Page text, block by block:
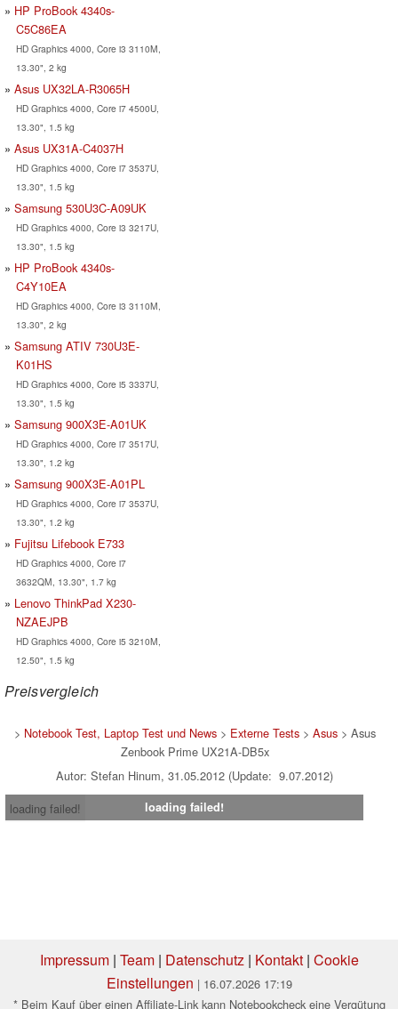
HP ProBook 4340s-
C5C86EA
HD Graphics 4000, Core i3 3110M,
13.30", 2 kg
Asus UX32LA-R3065H
HD Graphics 4000, Core i7 4500U,
13.30", 1.5 kg
Asus UX31A-C4037H
HD Graphics 4000, Core i7 3537U,
13.30", 1.5 kg
Samsung 530U3C-A09UK
HD Graphics 4000, Core i3 3217U,
13.30", 1.5 kg
HP ProBook 4340s-
C4Y10EA
HD Graphics 4000, Core i3 3110M,
13.30", 2 kg
Samsung ATIV 730U3E-
K01HS
HD Graphics 4000, Core i5 3337U,
13.30", 1.5 kg
Samsung 900X3E-A01UK
HD Graphics 4000, Core i7 3517U,
13.30", 1.2 kg
Samsung 900X3E-A01PL
HD Graphics 4000, Core i7 3537U,
13.30", 1.2 kg
Fujitsu Lifebook E733
HD Graphics 4000, Core i7
3632QM, 13.30", 1.7 kg
Lenovo ThinkPad X230-
NZAEJPB
HD Graphics 4000, Core i5 3210M,
12.50", 1.5 kg
Preisvergleich
> Notebook Test, Laptop Test und News> Externe Tests> Asus> Asus
Zenbook Prime UX21A-DB5x
Autor: Stefan Hinum, 31.05.2012 (Update: 9.07.2012)
loading failed!
loading failed!
Impressum| Team| Datenschutz| Kontakt| Cookie
Einstellungen | 16.07.2026 17:19
* Beim Kauf über einen Affiliate-Link kann Notebookcheck eine Vergütung